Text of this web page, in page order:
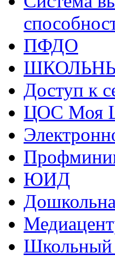
ПФДО
Доступ к
ЦОС Моя
ЮИД
Школьный